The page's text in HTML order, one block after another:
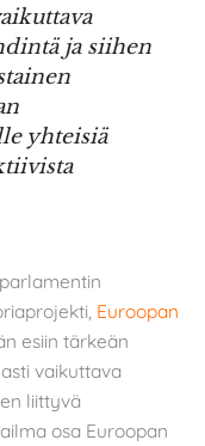
ja siihen
yhteisiä
Euroopan
esiin tärkeän
vaikuttava
liittyvä
osa Euroopan